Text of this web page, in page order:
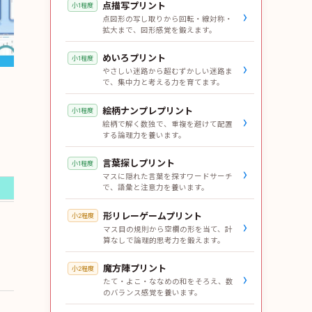
小1程度 点描写プリント
点図形の写し取りから回転・線対称・
拡大まで、図形感覚を鍛えます。
›
小1程度 めいろプリント
やさしい迷路から超むずかしい迷路ま
で、集中力と考える力を育てます。
›
小1程度 絵柄ナンプレプリント
絵柄で解く数独で、重複を避けて配置
する論理力を養います。
›
小1程度 言葉探しプリント
マスに隠れた言葉を探すワードサーチ
で、語彙と注意力を養います。
›
小2程度 形リレーゲームプリント
マス目の規則から空欄の形を当て、計
算なしで論理的思考力を鍛えます。
›
小2程度 魔方陣プリント
たて・よこ・ななめの和をそろえ、数
のバランス感覚を養います。
›